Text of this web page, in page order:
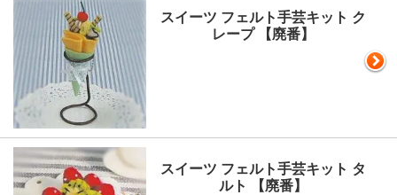
スイーツ フェルト手芸キット ク
レープ 【廃番】
スイーツ フェルト手芸キット タ
ルト 【廃番】